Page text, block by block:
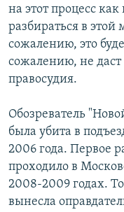
на этот процесс
разбираться в этой
сожалению, это
сожалению, не
правосудия.
Обозреватель
была убита в
2006 года. Первое
проходило в
2008-2009 годах.
вынесла